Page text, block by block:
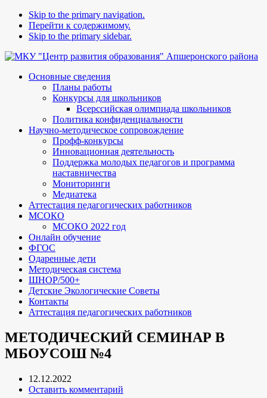
Skip to the primary navigation.
Перейти к содержимому.
Skip to the primary sidebar.
Основные сведения
Планы работы
Конкурсы для школьников
Всерссийская олимпиада школьников
Политика конфиденциальности
Научно-методическое сопровождение
Профф-конкурсы
Инновационная деятельность
Поддержка молодых педагогов и программа
наставничества
Мониторинги
Медиатека
Аттестация педагогических работников
МСОКО
МСОКО 2022 год
Онлайн обучение
ФГОС
Одаренные дети
Методическая система
ШНОР/500+
Детские Экологические Советы
Контакты
Аттестация педагогических работников
МЕТОДИЧЕСКИЙ СЕМИНАР В
МБОУСОШ №4
12.12.2022
Оставить комментарий